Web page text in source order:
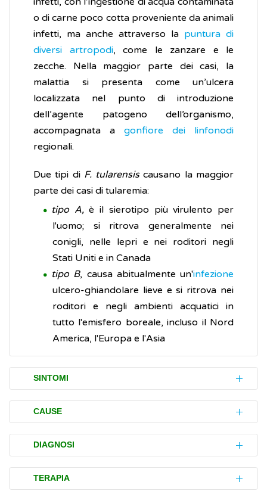
o di carne poco cotta proveniente da animali
infetti, ma anche attraverso la puntura di
diversi artropodi, come le zanzare e le
zecche. Nella maggior parte dei casi, la
malattia si presenta come un’ulcera
localizzata nel punto di introduzione
dell’agente patogeno dell’organismo,
accompagnata a gonfiore dei linfonodi
regionali.
Due tipi di F. tularensiscausano la maggior
parte dei casi di tularemia:
tipo A,è il sierotipo più virulento per
l'uomo; si ritrova generalmente nei
conigli, nelle lepri e nei roditori negli
Stati Uniti e in Canada
tipo B, causa abitualmente un'infezione
ulcero-ghiandolare lieve e si ritrova nei
roditori e negli ambienti acquatici in
tutto l'emisfero boreale, incluso il Nord
America, l'Europa e l'Asia
SINTOMI
L'esordio della tularemia è improvviso, i cui
sintomi comecefalea, brividi, nausea,vomito,
febbreda 39,5 a 40° C e stato di grave
indebolimento possono verificarsi entro i
primi 10 giorni dall'esposizione.
CAUSE
Il microrganismo responsabile,
è un bacillo aerobio di piccole dimensioni,
pleiomorfo, immobile, non sporigeno e
DIAGNOSI
La diagnosi di tularemia viene fatta con la
TERAPIA